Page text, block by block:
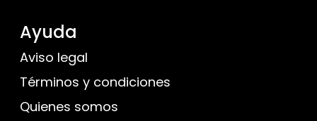
Ayuda
Aviso legal
Términos y condiciones
Quienes somos